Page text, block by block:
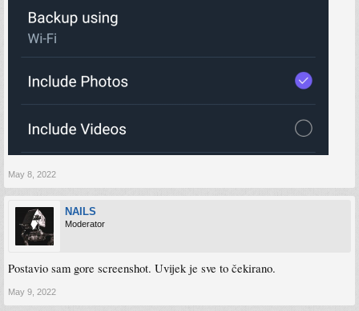
May 8, 2022
NAILS
Moderator
Postavio sam gore screenshot. Uvijek je sve to čekirano.
May 9, 2022